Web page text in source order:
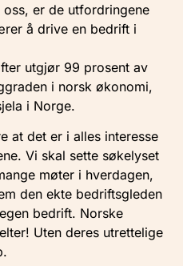
er de utfordringene
å drive en bedrift i
utgjør 99 prosent av
i norsk økonomi,
i Norge.
at det er i alles interesse
Vi skal sette søkelyset
møter i hverdagen,
den ekte bedriftsgleden
bedrift. Norske
Uten deres utrettelige